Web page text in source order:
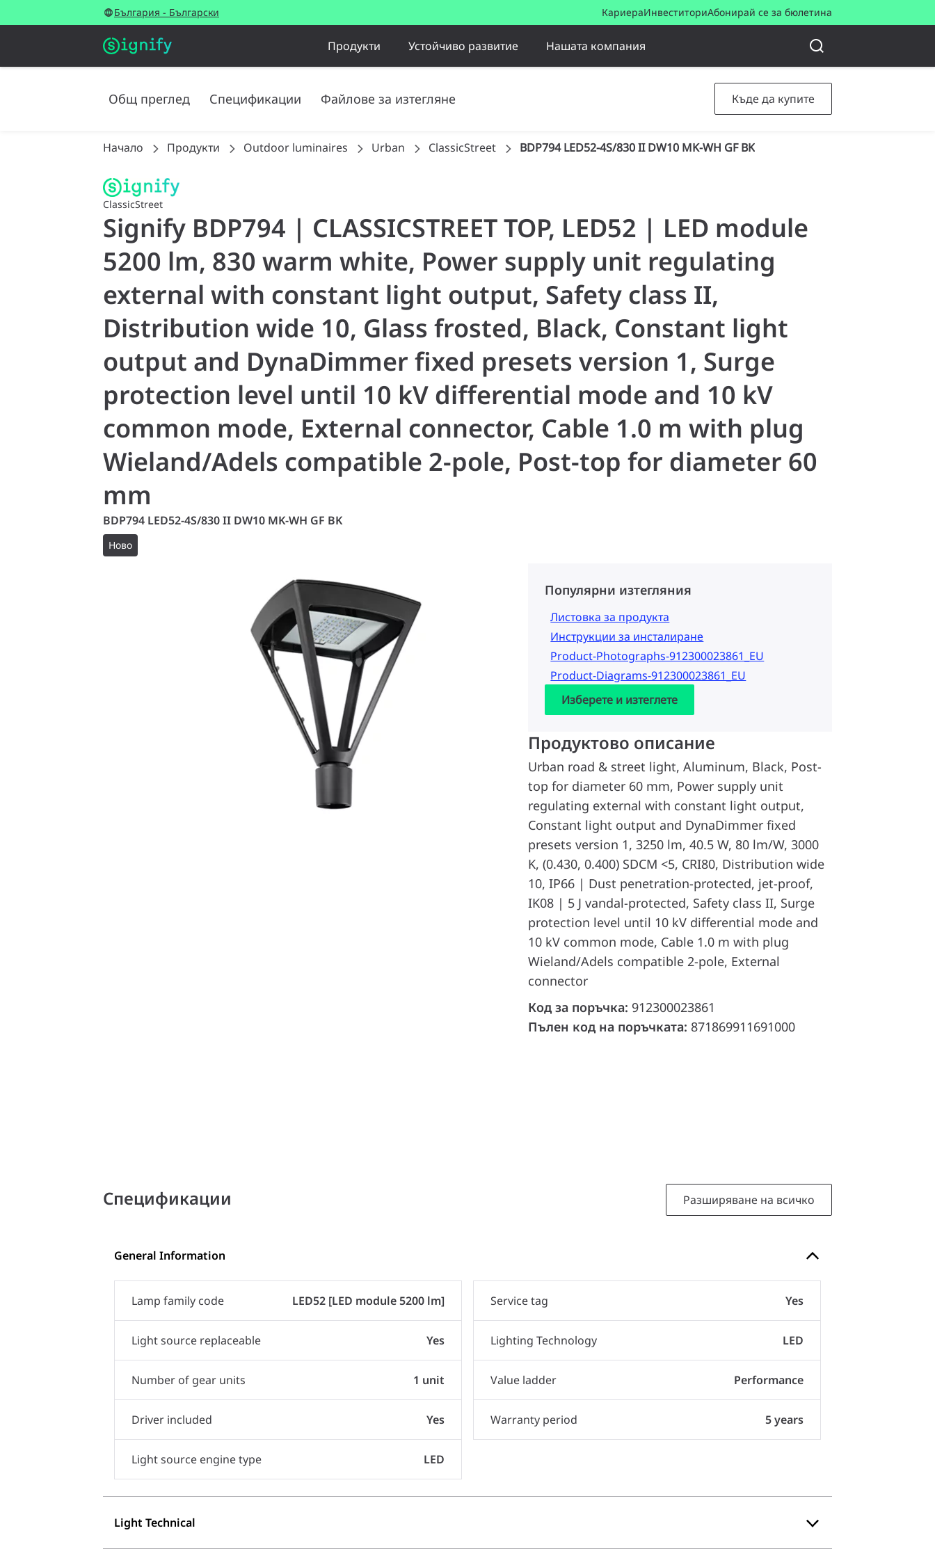
България - Български КариераИнвеститориАбонирай се за бюлетина
Продукти Устойчиво развитие Нашата компания
Общ преглед Спецификации Файлове за изтегляне Къде да купите
Начало Продукти Outdoor luminaires Urban ClassicStreet BDP794 LED52-4S/830 II DW10 MK-WH GF BK
ClassicStreet
Signify BDP794 | CLASSICSTREET TOP, LED52 | LED module
5200 lm, 830 warm white, Power supply unit regulating
external with constant light output, Safety class II,
Distribution wide 10, Glass frosted, Black, Constant light
output and DynaDimmer fixed presets version 1, Surge
protection level until 10 kV differential mode and 10 kV
common mode, External connector, Cable 1.0 m with plug
Wieland/Adels compatible 2-pole, Post-top for diameter 60
mm
BDP794 LED52-4S/830 II DW10 MK-WH GF BK
Ново
Популярни изтегляния
Листовка за продукта
Инструкции за инсталиране
Product-Photographs-912300023861_EU
Product-Diagrams-912300023861_EU
Изберете и изтеглете
Продуктово описание
Urban road & street light, Aluminum, Black, Post-
top for diameter 60 mm, Power supply unit
regulating external with constant light output,
Constant light output and DynaDimmer fixed
presets version 1, 3250 lm, 40.5 W, 80 lm/W, 3000
K, (0.430, 0.400) SDCM <5, CRI80, Distribution wide
10, IP66 | Dust penetration-protected, jet-proof,
IK08 | 5 J vandal-protected, Safety class II, Surge
protection level until 10 kV differential mode and
10 kV common mode, Cable 1.0 m with plug
Wieland/Adels compatible 2-pole, External
connector
Код за поръчка: 912300023861
Пълен код на поръчката: 871869911691000
Спецификации Разширяване на всичко
General Information
Lamp family code LED52 [LED module 5200 lm]
Light source replaceable Yes
Number of gear units 1 unit
Driver included Yes
Light source engine type LED
Service tag Yes
Lighting Technology LED
Value ladder Performance
Warranty period 5 years
Light Technical